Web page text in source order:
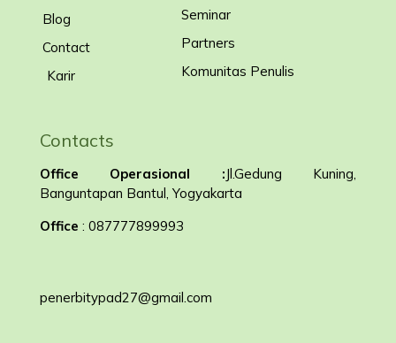
Blog
Contact
Karir
Seminar
Partners
Komunitas Penulis
Contacts
Office Operasional :Jl.Gedung Kuning,
Banguntapan Bantul, Yogyakarta
Office : 087777899993
penerbitypad27@gmail.com